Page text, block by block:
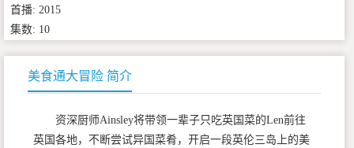
首播: 2015
集数: 10
美食通大冒险 简介
资深厨师Ainsley将带领一辈子只吃英国菜的Len前往
英国各地，不断尝试异国菜肴，开启一段英伦三岛上的美